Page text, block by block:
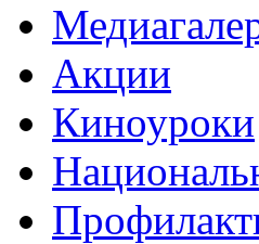
Акции
Киноуроки